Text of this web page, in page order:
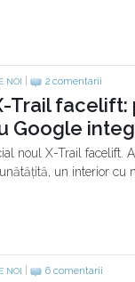
NOI 2 comentarii
Trail
Google
noul X-Trail facelift.
un interior cu
NOI 6 comentarii